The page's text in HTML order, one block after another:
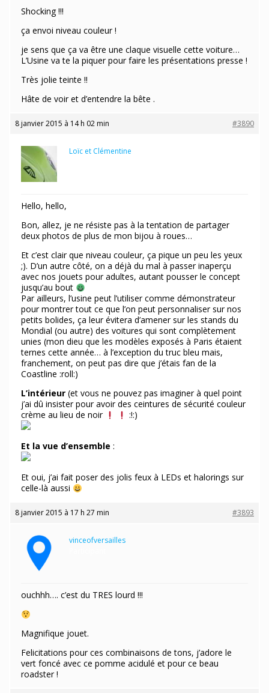
Shocking !!!
ça envoi niveau couleur !
je sens que ça va être une claque visuelle cette voiture…
L’Usine va te la piquer pour faire les présentations presse !
Très jolie teinte !!
Hâte de voir et d’entendre la bête .
8 janvier 2015 à 14 h 02 min #3890
Loïc et Clémentine
Hello, hello,
Bon, allez, je ne résiste pas à la tentation de partager
deux photos de plus de mon bijou à roues…
Et c’est clair que niveau couleur, ça pique un peu les yeux
;). D’un autre côté, on a déjà du mal à passer inaperçu
avec nos jouets pour adultes, autant pousser le concept
jusqu’au bout
Par ailleurs, l’usine peut l’utiliser comme démonstrateur
pour montrer tout ce que l’on peut personnaliser sur nos
petits bolides, ça leur évitera d’amener sur les stands du
Mondial (ou autre) des voitures qui sont complètement
unies (mon dieu que les modèles exposés à Paris étaient
ternes cette année… à l’exception du truc bleu mais,
franchement, on peut pas dire que j’étais fan de la
Coastline :roll:)
L’intérieur (et vous ne pouvez pas imaginer à quel point
j’ai dû insister pour avoir des ceintures de sécurité couleur
crème au lieu de noir
:!:)
Et la vue d’ensemble :
Et oui, j’ai fait poser des jolis feux à LEDs et halorings sur
celle-là aussi
8 janvier 2015 à 17 h 27 min #3893
vinceofversailles
ouchhh…. c’est du TRES lourd !!!
Magnifique jouet.
Felicitations pour ces combinaisons de tons, j’adore le
vert foncé avec ce pomme acidulé et pour ce beau
roadster !